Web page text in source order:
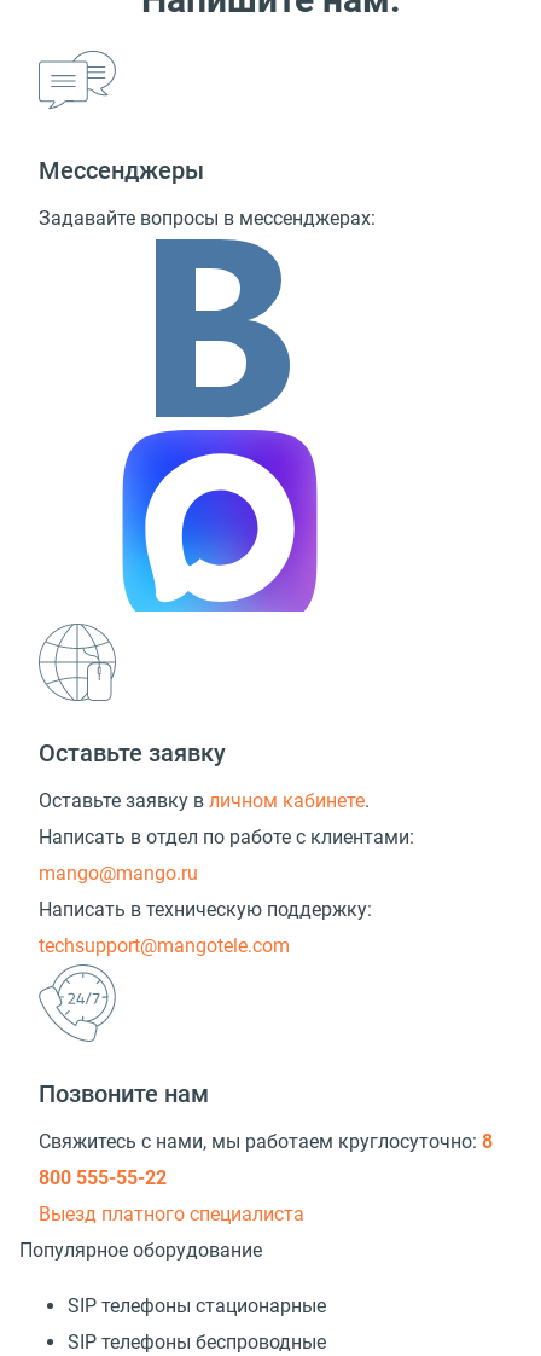
Мессенджеры
Задавайте вопросы в мессенджерах:
Оставьте заявку
Оставьте заявку в личном кабинете.
Написать в отдел по работе с клиентами:
mango@mango.ru
Написать в техническую поддержку:
techsupport@mangotele.com
Позвоните нам
Свяжитесь с нами, мы работаем круглосуточно: 8
800 555-55-22
Выезд платного специалиста
Популярное оборудование
SIP телефоны стационарные
SIP телефоны беспроводные